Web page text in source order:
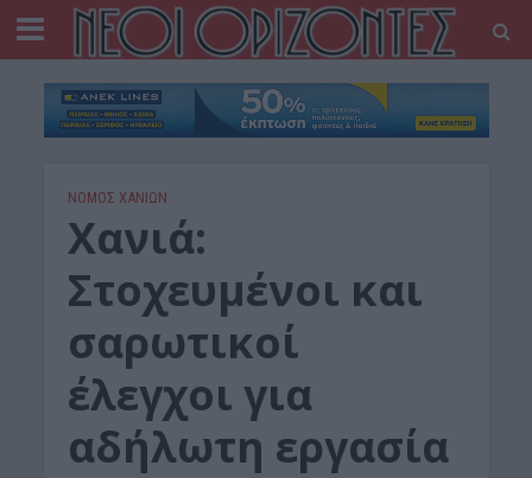
ΝΟΜΌΣ ΧΑΝΊΩΝ
Χανιά:
Στοχευμένοι και
σαρωτικοί
έλεγχοι για
αδήλωτη εργασία